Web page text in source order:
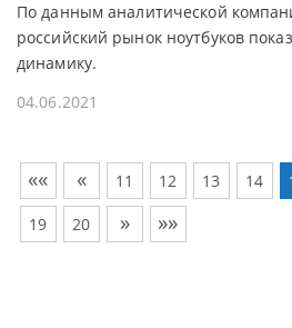
По данным аналитической
российский рынок ноутбуков
динамику.
04.06.2021
«« « 11 12 13 14
19 20 » »»